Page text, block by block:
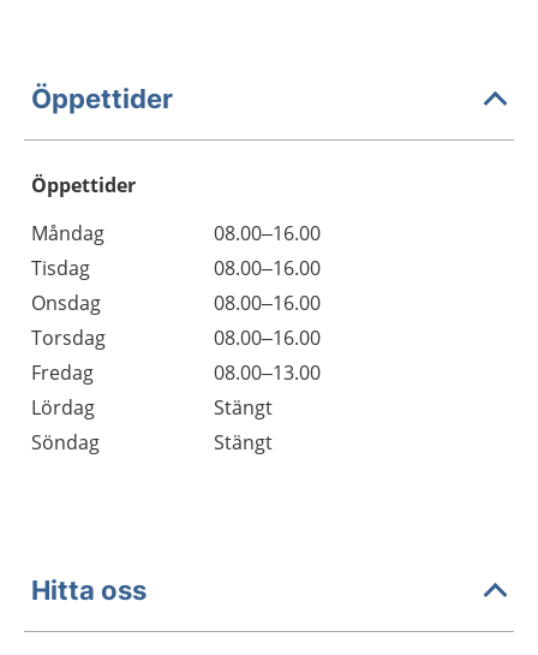
Öppettider
Öppettider
Dag
Öppettider
Kommentarer
Måndag
08.00–16.00
Tisdag
08.00–16.00
Onsdag
08.00–16.00
Torsdag
08.00–16.00
Fredag
08.00–13.00
Lördag
Stängt
Söndag
Stängt
Hitta oss